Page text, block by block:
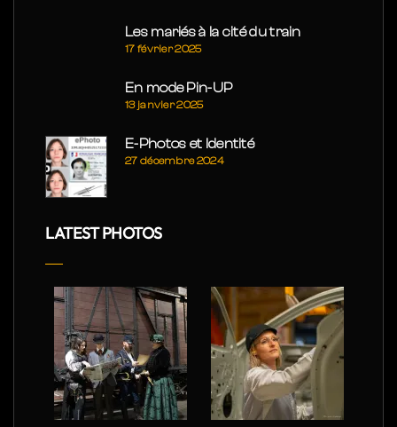
Les mariés à la cité du train
17 février 2025
En mode Pin-UP
13 janvier 2025
E-Photos et Identité
27 décembre 2024
LATEST PHOTOS